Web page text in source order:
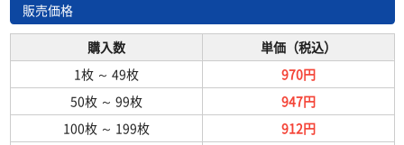
販売価格
購入数
単価（税込）
1枚 ～ 49枚
970円
50枚 ～ 99枚
947円
100枚 ～ 199枚
912円